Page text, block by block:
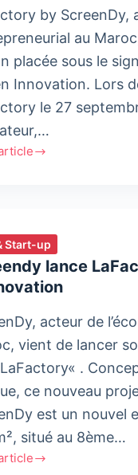
by ScreenDy,
au
placée sous le
Innovation. Lors
le 27
Start-up
lance
acteur de
vient de lancer
.
ce nouveau
est un nouvel
situé au 8ème…